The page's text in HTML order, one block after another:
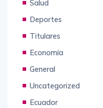
Salud
Deportes
Titulares
Economía
General
Uncategorized
Ecuador